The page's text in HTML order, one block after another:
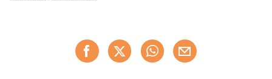
Jetzt weiterempfehlen